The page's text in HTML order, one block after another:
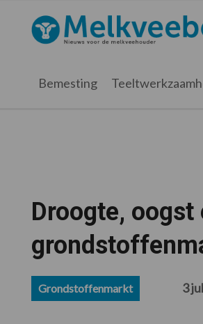
hoofdnavigatie
hoofd
eerste
voettekst
Melkveebedrijf.nl
Bemesting
Droogte,
Grondstoffenmarkt 3